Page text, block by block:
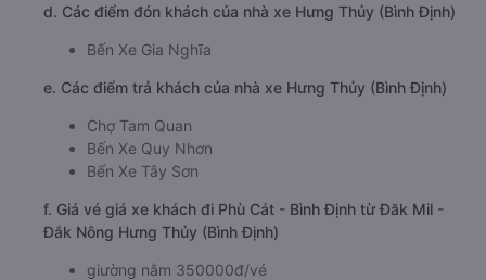
d. Các điểm đón khách của nhà xe Hưng Thủy (Bình Định)
Bến Xe Gia Nghĩa
e. Các điểm trả khách của nhà xe Hưng Thủy (Bình Định)
Chợ Tam Quan
Bến Xe Quy Nhơn
Bến Xe Tây Sơn
f. Giá vé giá xe khách đi Phù Cát - Bình Định từ Đăk Mil -
Đắk Nông Hưng Thủy (Bình Định)
giường nằm 350000đ/vé